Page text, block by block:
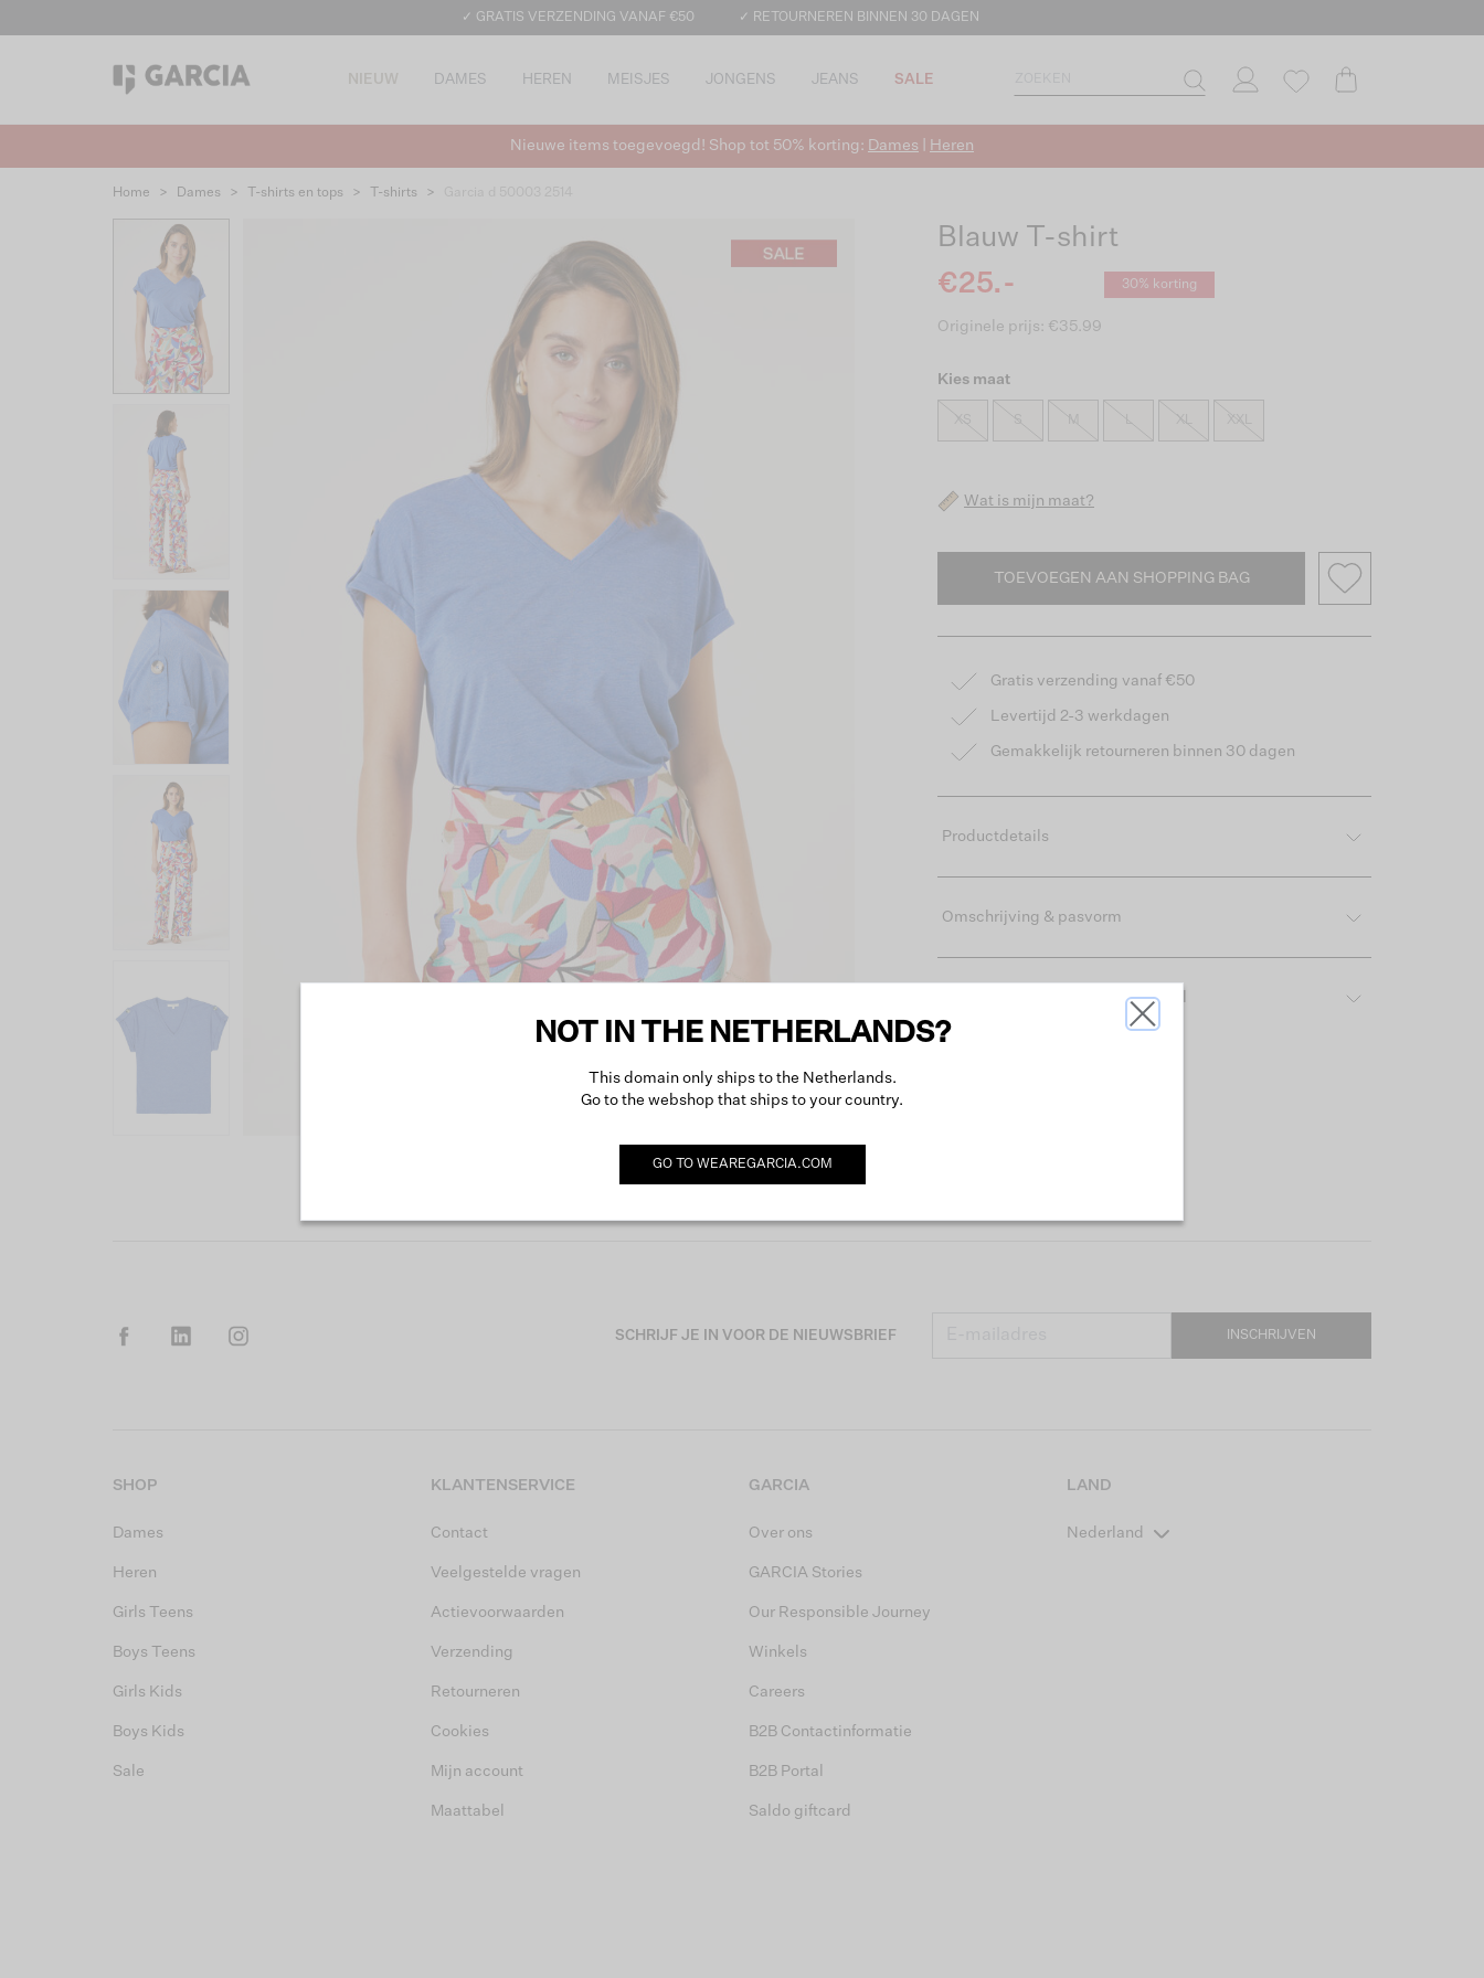
✓ GRATIS VERZENDING VANAF €50 ✓ RETOURNEREN BINNEN 30 DAGEN
NIEUW DAMES HEREN MEISJES JONGENS JEANS SALE
Nieuwe items toegevoegd! Shop tot 50% korting: Dames Heren
Home > Dames > T-shirts en tops > T-shirts >
Blauw T-shirt
€25.-
30% korting
Originele prijs: €35.99
Kies maat
XS M XL XXL
Wat is mijn maat?
TOEVOEGEN AAN SHOPPING BAG
Gratis verzending vanaf €50
Levertijd 2-3 werkdagen
Gemakkelijk retourneren binnen 30 dagen
Productdetails
Omschrijving & pasvorm
Meer over het gebruikte materiaal
SCHRIJF JE IN VOOR DE NIEUWSBRIEF INSCHRIJVEN
SHOP
Dames
Heren
Girls Teens
Boys Teens
Girls Kids
Boys Kids
Sale
KLANTENSERVICE
Contact
Veelgestelde vragen
Actievoorwaarden
Verzending
Retourneren
Cookies
Mijn account
Maattabel
GARCIA
Over ons
GARCIA Stories
Our Responsible Journey
Winkels
Careers
B2B Contactinformatie
B2B Portal
Saldo giftcard
LAND
Nederland
NOT IN THE NETHERLANDS?
This domain only ships to the Netherlands.
Go to the webshop that ships to your country.
GO TO WEAREGARCIA.COM